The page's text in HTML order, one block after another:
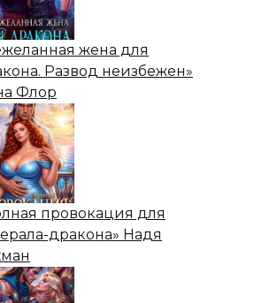
жена для
Развод неизбежен»
Флор
провокация для
дракона» Надя